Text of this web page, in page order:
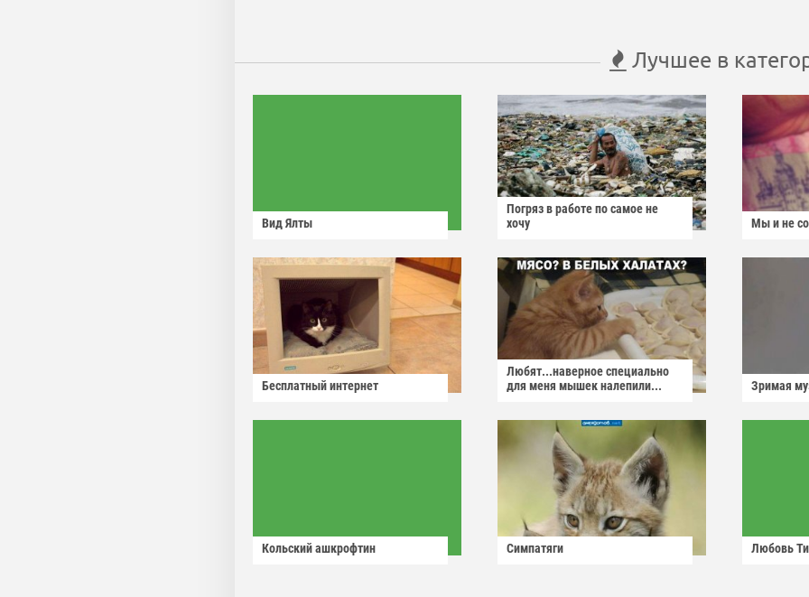
Лучшее в
Вид Ялты
Погряз в работе по самое не
хочу
Мы и не
Бесплатный интернет
Любят...наверное специально
для меня мышек налепили...
Зримая
Кольский ашкрофтин Симпатяги Любовь